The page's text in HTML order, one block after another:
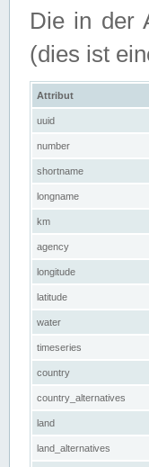
Die in der
(dies ist
Attribut
uuid
number
shortname
longname
km
agency
longitude
latitude
water
timeseries
country
country_alternatives
land
land_alternatives